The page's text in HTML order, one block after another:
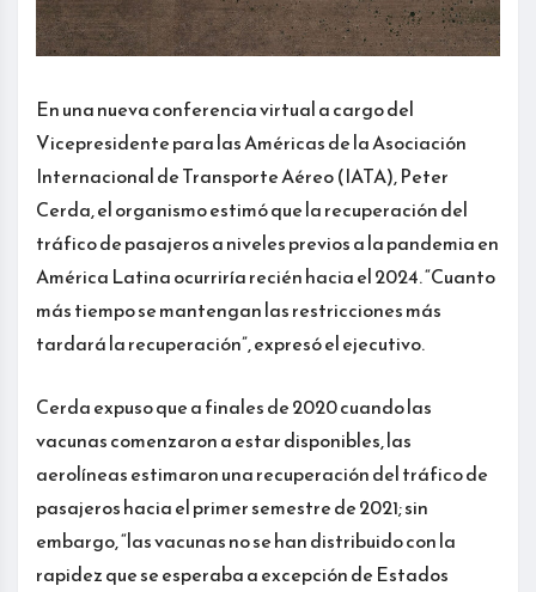
En una nueva conferencia virtual a cargo del
Vicepresidente para las Américas de la Asociación
Internacional de Transporte Aéreo (IATA), Peter
Cerda, el organismo estimó que la recuperación del
tráfico de pasajeros a niveles previos a la pandemia en
América Latina ocurriría recién hacia el 2024. “Cuanto
más tiempo se mantengan las restricciones más
tardará la recuperación”, expresó el ejecutivo.
Cerda expuso que a finales de 2020 cuando las
vacunas comenzaron a estar disponibles, las
aerolíneas estimaron una recuperación del tráfico de
pasajeros hacia el primer semestre de 2021; sin
embargo, “las vacunas no se han distribuido con la
rapidez que se esperaba a excepción de Estados